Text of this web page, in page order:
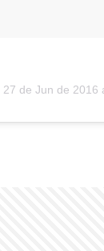
27 de Jun de 2016